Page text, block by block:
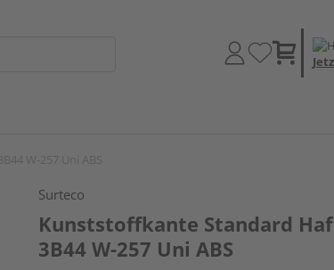
Surteco
Kunststoffkante Standard
3B44 W-257 Uni ABS